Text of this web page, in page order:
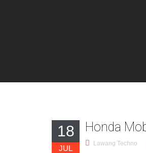
18
JUL
Honda
Lawang Techno